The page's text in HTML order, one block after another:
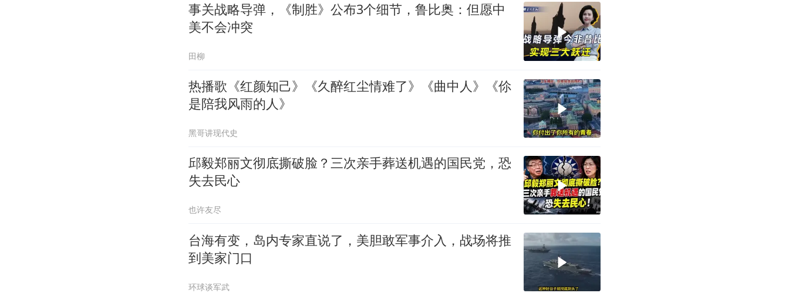
事关战略导弹，《制胜》公布3个细节，鲁比奥：但愿中
美不会冲突
田柳
热播歌《红颜知己》《久醉红尘情难了》《曲中人》《伱
是陪我风雨的人》
黑哥讲现代史
邱毅郑丽文彻底撕破脸？三次亲手葬送机遇的国民党，恐
失去民心
也许友尽
台海有变，岛内专家直说了，美胆敢军事介入，战场将推
到美家门口
环球谈军武